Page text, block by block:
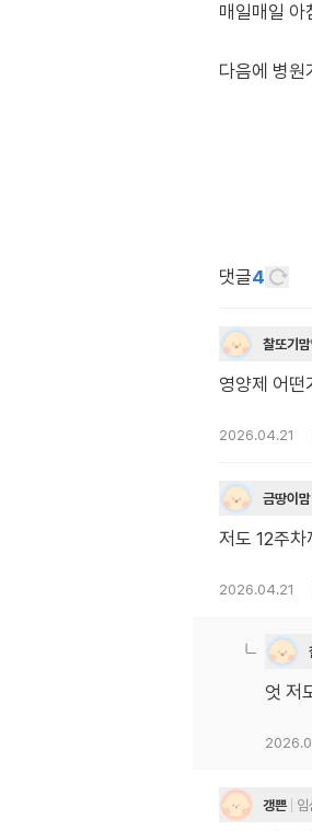
매일매일 아
다음에 병원
댓글4
찰또기
영양제 어
2026.04.21
금땅이맘
저도 12주
2026.04.21
엇 저
갱쁜